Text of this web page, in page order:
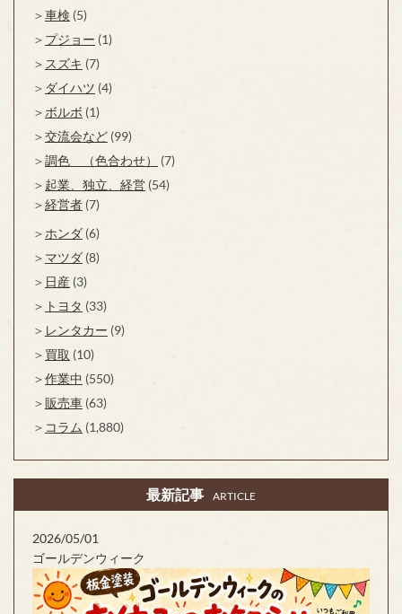
車検 (5)
プジョー (1)
スズキ (7)
ダイハツ (4)
ボルボ (1)
交流会など (99)
調色 （色合わせ）
(7)
起業、独立、経営 (54)
経営者 (7)
ホンダ (6)
マツダ (8)
日産 (3)
トヨタ (33)
レンタカー (9)
買取 (10)
作業中 (550)
販売車 (63)
コラム (1,880)
最新記事 ARTICLE
2026/05/01
ゴールデンウィーク